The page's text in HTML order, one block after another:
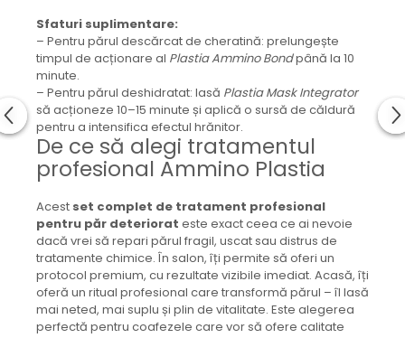
Sfaturi suplimentare:
– Pentru părul descărcat de cheratină: prelungește
timpul de acționare al Plastia Ammino Bondpână la 10
minute.
– Pentru părul deshidratat: lasă Plastia Mask Integrator
să acționeze 10–15 minute și aplică o sursă de căldură
pentru a intensifica efectul hrănitor.
De ce să alegi tratamentul
profesional Ammino Plastia
Acest set complet de tratament profesional
pentru păr deteriorat este exact ceea ce ai nevoie
dacă vrei să repari părul fragil, uscat sau distrus de
tratamente chimice. În salon, îți permite să oferi un
protocol premium, cu rezultate vizibile imediat. Acasă, îți
oferă un ritual profesional care transformă părul – îl lasă
mai neted, mai suplu și plin de vitalitate. Este alegerea
perfectă pentru coafezele care vor să ofere calitate